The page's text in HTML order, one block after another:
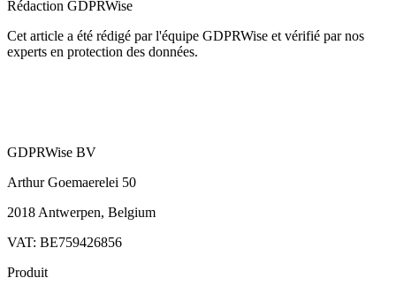
Rédaction GDPRWise
Cet article a été rédigé par l'équipe GDPRWise et vérifié par nos
experts en protection des données.
GDPRWise BV
Arthur Goemaerelei 50
2018 Antwerpen, Belgium
VAT: BE759426856
Produit